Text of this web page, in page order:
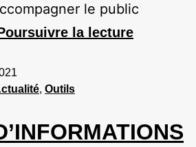
le public
la lecture
, Outils